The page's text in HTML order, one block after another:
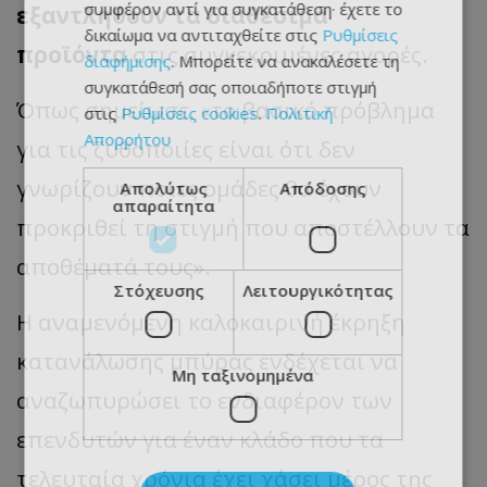
εξαντληθούν τα διαθέσιμα
προϊόνταστις συγκεκριμένες αγορές.
Όπως σημείωσε, «το βασικό πρόβλημα
για τις ζυθοποιίες είναι ότι δεν
γνωρίζουν ποιες ομάδες θα έχουν
προκριθεί τη στιγμή που αποστέλλουν τα
αποθέματά τους».
Η αναμενόμενη καλοκαιρινή έκρηξη
κατανάλωσης μπύρας ενδέχεται να
αναζωπυρώσει το ενδιαφέρον των
επενδυτών για έναν κλάδο που τα
τελευταία χρόνια έχει χάσει μέρος της
συμφέρον αντί για συγκατάθεση· έχετε το
δικαίωμα να αντιταχθείτε στις Ρυθμίσεις
διαφήμισης. Μπορείτε να ανακαλέσετε τη
συγκατάθεσή σας οποιαδήποτε στιγμή
στις Ρυθμίσεις cookies.Πολιτική
Απορρήτου
Απολύτως
απαραίτητα
Απόδοσης
Στόχευσης Λειτουργικότητας
Μη ταξινομημένα